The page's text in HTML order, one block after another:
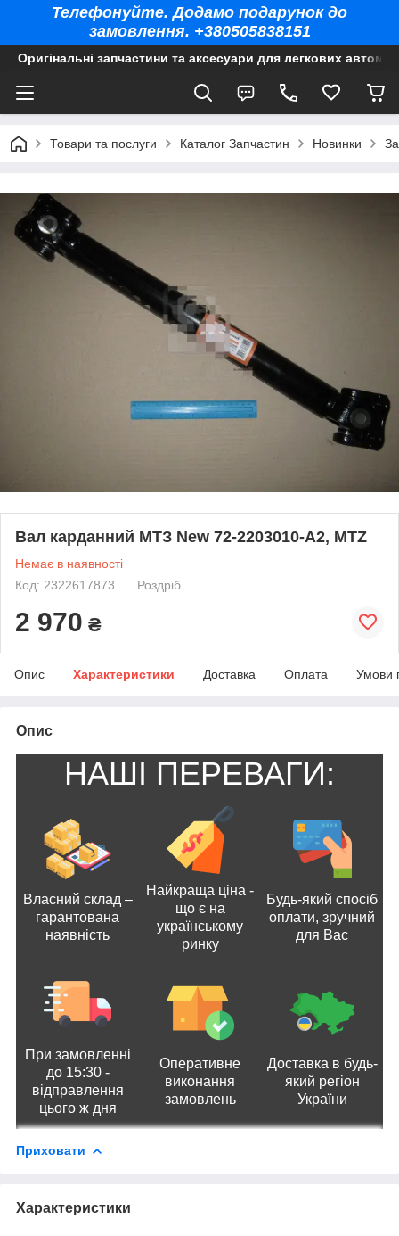
Телефонуйте. Додамо подарунок до
замовлення. +380505838151
Оригінальні запчастини та аксесуари для легкових
Товари та послуги Каталог Запчастин Новинки
Вал карданний МТЗ New 72-2203010-A2, MTZ
Немає в наявності
Код: 2322617873
Роздріб
2 970 ₴
Опис Характеристики Доставка Оплата Умови
Опис
НАШІ ПЕРЕВАГИ:
Власний склад –
гарантована
наявність
Найкраща ціна -
що є на
українському
ринку
Будь-який спосіб
оплати, зручний
для Вас
При замовленні
до 15:30 -
відправлення
цього ж дня
Оперативне
виконання
замовлень
Доставка в будь-
який регіон
України
Приховати
Характеристики